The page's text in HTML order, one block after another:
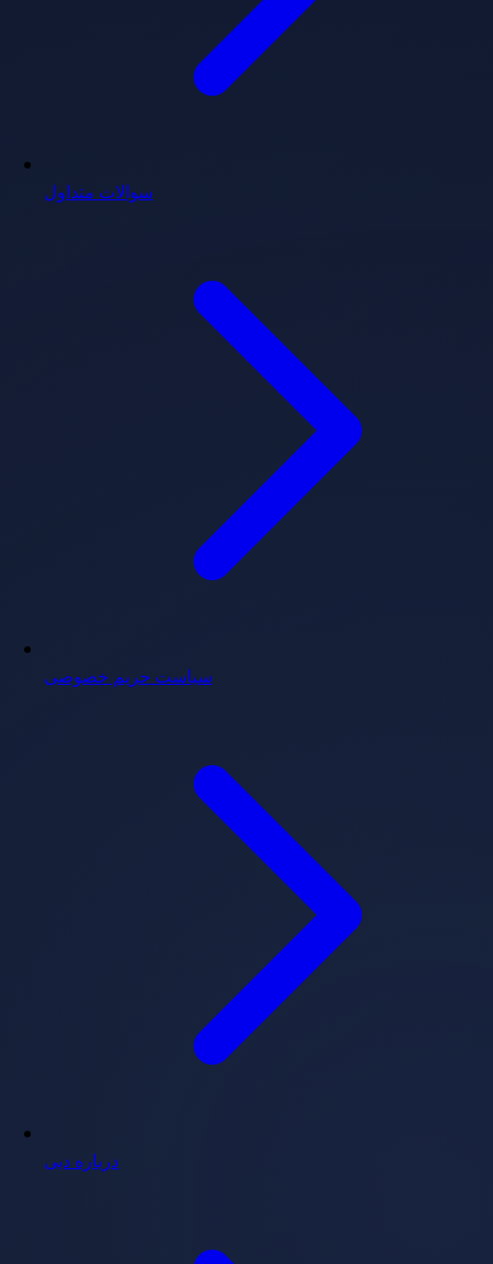
سوالات متداول
سیاست حریم خصوصی
درباره دبی